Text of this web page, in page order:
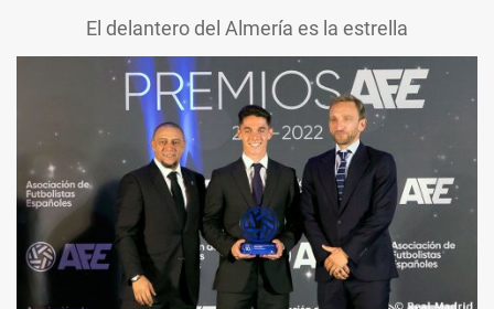
El delantero del Almería es la estrella